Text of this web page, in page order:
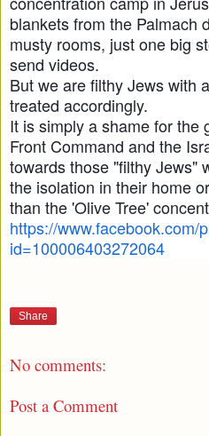
blankets from the Palmach
musty rooms, just one big
send videos.
But we are filthy Jews with
treated accordingly.
It is simply a shame for the
Front Command and the
towards those "filthy Jews"
the isolation in their home
than the 'Olive Tree'
https://www.facebook.com/
id=100006403272064
Share
No comments:
Post a Comment